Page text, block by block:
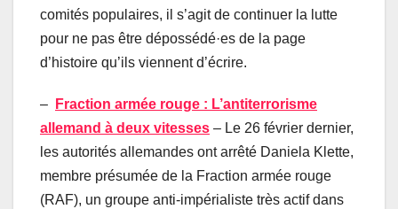
comités populaires, il s’agit de continuer la lutte
pour ne pas être dépossédé·es de la page
d’histoire qu’ils viennent d’écrire.
–
Fraction armée rouge : L’antiterrorisme
allemand à deux vitesses – Le 26 février dernier,
les autorités allemandes ont arrêté Daniela Klette,
membre présumée de la Fraction armée rouge
(RAF), un groupe anti-impérialiste très actif dans